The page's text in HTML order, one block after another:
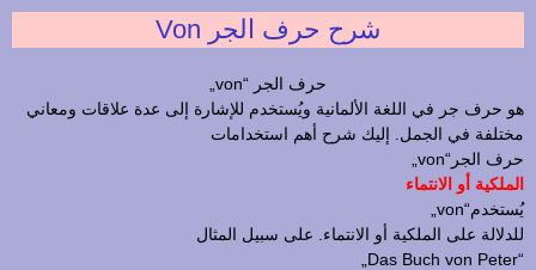
Von شرح حرف الجر
„von“ حرف الجر
هو حرف جر في اللغة الألمانية ويُستخدم للإشارة إلى عدة علاقات ومعاني
مختلفة في الجمل. إليك شرح أهم استخدامات
„von“حرف الجر
الملكية أو الانتماء
„von“يُستخدم
للدلالة على الملكية أو الانتماء. على سبيل المثال
„Das Buch von Peter“